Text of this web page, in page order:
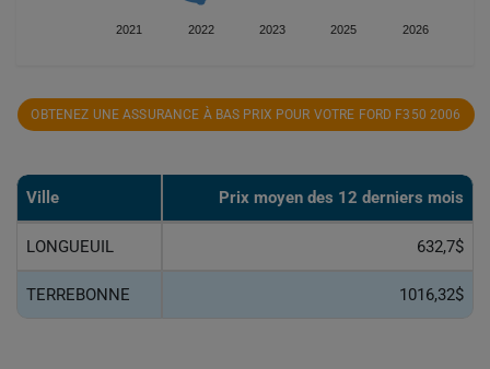
2021 2022 2023 2025 2026
OBTENEZ UNE ASSURANCE À BAS PRIX POUR VOTRE FORD F350 2006
Ville Prix ​​moyen des 12 derniers mois
LONGUEUIL 632,7$
TERREBONNE 1016,32$